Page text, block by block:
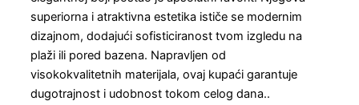
superiorna i atraktivna estetika ističe se modernim
dizajnom, dodajući sofisticiranost tvom izgledu na
plaži ili pored bazena. Napravljen od
visokokvalitetnih materijala, ovaj kupaći garantuje
dugotrajnost i udobnost tokom celog dana..